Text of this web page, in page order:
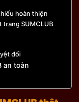
hoàn thiện
trang SUMCLUB
đối
an toàn